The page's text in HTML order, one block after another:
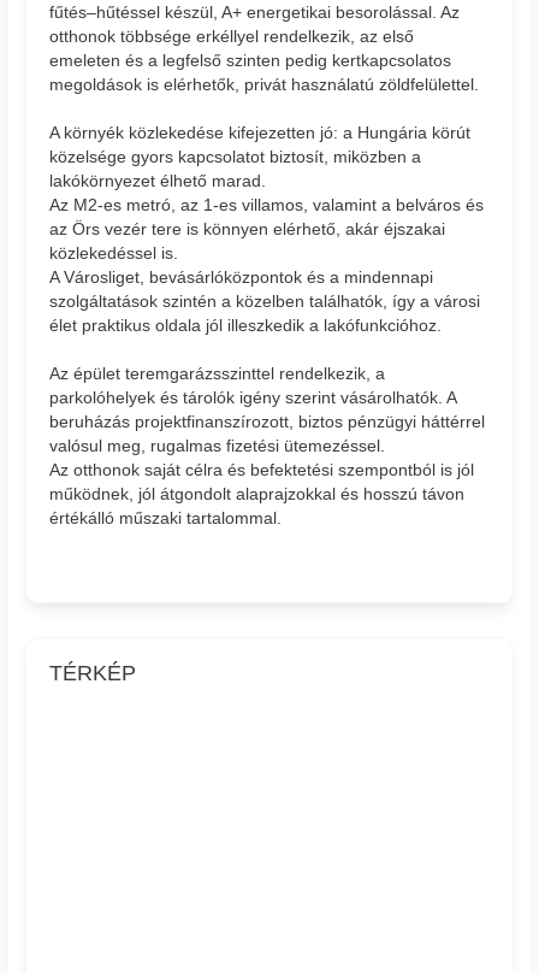
fűtés–hűtéssel készül, A+ energetikai besorolással. Az
otthonok többsége erkéllyel rendelkezik, az első
emeleten és a legfelső szinten pedig kertkapcsolatos
megoldások is elérhetők, privát használatú zöldfelülettel.
A környék közlekedése kifejezetten jó: a Hungária körút
közelsége gyors kapcsolatot biztosít, miközben a
lakókörnyezet élhető marad.
Az M2-es metró, az 1-es villamos, valamint a belváros és
az Örs vezér tere is könnyen elérhető, akár éjszakai
közlekedéssel is.
A Városliget, bevásárlóközpontok és a mindennapi
szolgáltatások szintén a közelben találhatók, így a városi
élet praktikus oldala jól illeszkedik a lakófunkcióhoz.
Az épület teremgarázsszinttel rendelkezik, a
parkolóhelyek és tárolók igény szerint vásárolhatók. A
beruházás projektfinanszírozott, biztos pénzügyi háttérrel
valósul meg, rugalmas fizetési ütemezéssel.
Az otthonok saját célra és befektetési szempontból is jól
működnek, jól átgondolt alaprajzokkal és hosszú távon
értékálló műszaki tartalommal.
TÉRKÉP